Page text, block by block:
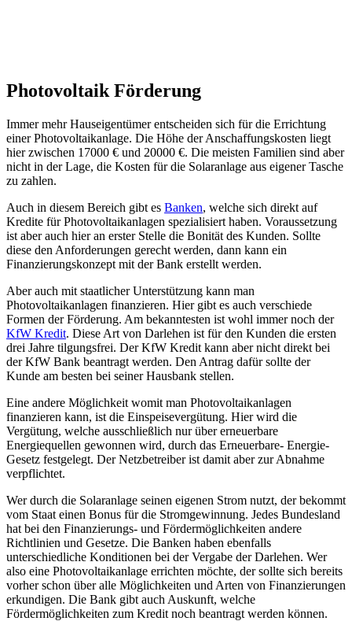
Photovoltaik Förderung
Immer mehr Hauseigentümer entscheiden sich für die Errichtung
einer Photovoltaikanlage. Die Höhe der Anschaffungskosten liegt
hier zwischen 17000 € und 20000 €. Die meisten Familien sind aber
nicht in der Lage, die Kosten für die Solaranlage aus eigener Tasche
zu zahlen.
Auch in diesem Bereich gibt es Banken, welche sich direkt auf
Kredite für Photovoltaikanlagen spezialisiert haben. Voraussetzung
ist aber auch hier an erster Stelle die Bonität des Kunden. Sollte
diese den Anforderungen gerecht werden, dann kann ein
Finanzierungskonzept mit der Bank erstellt werden.
Aber auch mit staatlicher Unterstützung kann man
Photovoltaikanlagen finanzieren. Hier gibt es auch verschiede
Formen der Förderung. Am bekanntesten ist wohl immer noch der
KfW Kredit. Diese Art von Darlehen ist für den Kunden die ersten
drei Jahre tilgungsfrei. Der KfW Kredit kann aber nicht direkt bei
der KfW Bank beantragt werden. Den Antrag dafür sollte der
Kunde am besten bei seiner Hausbank stellen.
Eine andere Möglichkeit womit man Photovoltaikanlagen
finanzieren kann, ist die Einspeisevergütung. Hier wird die
Vergütung, welche ausschließlich nur über erneuerbare
Energiequellen gewonnen wird, durch das Erneuerbare- Energie-
Gesetz festgelegt. Der Netzbetreiber ist damit aber zur Abnahme
verpflichtet.
Wer durch die Solaranlage seinen eigenen Strom nutzt, der bekommt
vom Staat einen Bonus für die Stromgewinnung. Jedes Bundesland
hat bei den Finanzierungs- und Fördermöglichkeiten andere
Richtlinien und Gesetze. Die Banken haben ebenfalls
unterschiedliche Konditionen bei der Vergabe der Darlehen. Wer
also eine Photovoltaikanlage errichten möchte, der sollte sich bereits
vorher schon über alle Möglichkeiten und Arten von Finanzierungen
erkundigen. Die Bank gibt auch Auskunft, welche
Fördermöglichkeiten zum Kredit noch beantragt werden können.